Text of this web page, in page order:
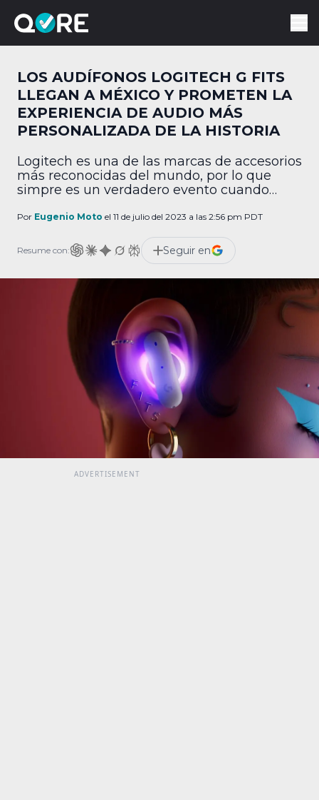
LOS AUDÍFONOS LOGITECH G FITS
LLEGAN A MÉXICO Y PROMETEN LA
EXPERIENCIA DE AUDIO MÁS
PERSONALIZADA DE LA HISTORIA
Logitech es una de las marcas de accesorios
más reconocidas del mundo, por lo que
simpre es un verdadero evento cuando
acaba de suceder, pues ya anunciaron la
audífonos inalámbricos que prometen la
experiencia de audio más personalizada […]
Por Eugenio Moto el 11 de julio del 2023 a las 2:56 pm PDT
Resume con: Seguir en